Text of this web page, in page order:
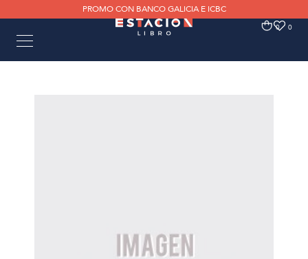
PROMO CON BANCO GALICIA E ICBC
0 0